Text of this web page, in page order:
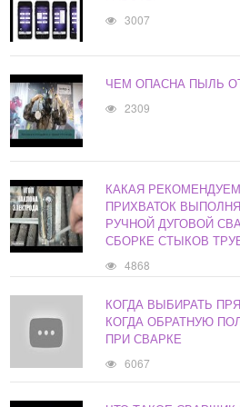
3007
ЧЕМ ОПАСНА ПЫЛЬ
2309
КАКАЯ
ПРИХВАТОК
РУЧНОЙ ДУГОВОЙ
СБОРКЕ СТЫКОВ
4868
КОГДА ВЫБИРАТЬ
КОГДА ОБРАТНУЮ
ПРИ СВАРКЕ
6067